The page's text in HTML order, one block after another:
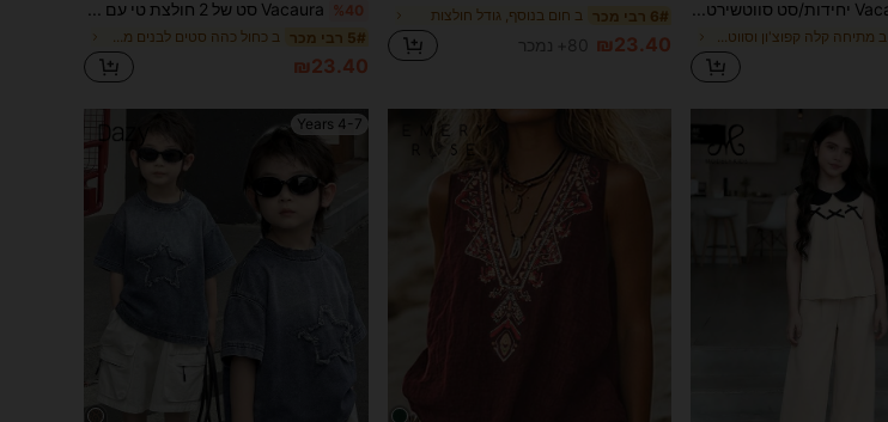
ב מתיחה קלה קפוצ'ון וסווטשירט לבנים צעירים בשילוב
6# רבי מכר ב חום בנוסף, גודל חולצות
₪23.40 80+ נמכר
%40
5# רבי מכר ב כחול כהה סטים לבנים מתבגרים
₪23.40
4-7 Years